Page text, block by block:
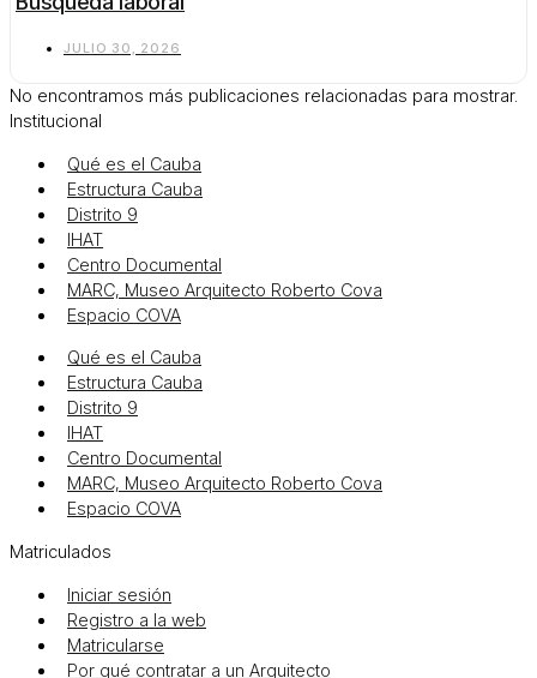
JULIO 30, 2026
No encontramos más publicaciones relacionadas para mostrar.
Institucional
Qué es el Cauba
Estructura Cauba
Distrito 9
IHAT
Centro Documental
MARC, Museo Arquitecto Roberto Cova
Espacio COVA
Qué es el Cauba
Estructura Cauba
Distrito 9
IHAT
Centro Documental
MARC, Museo Arquitecto Roberto Cova
Espacio COVA
Matriculados
Iniciar sesión
Registro a la web
Matricularse
Por qué contratar a un Arquitecto